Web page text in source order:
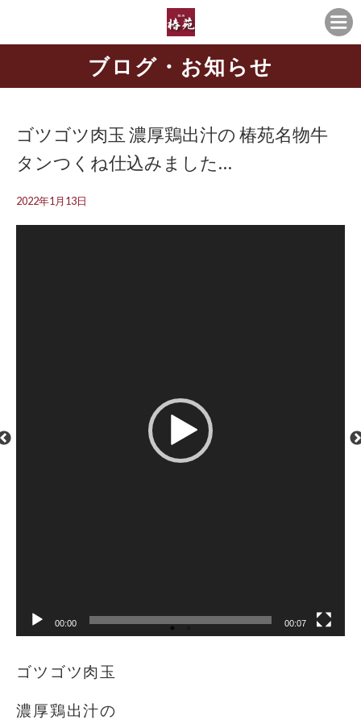
ブログ・お知らせ
ゴツゴツ肉玉 濃厚鶏出汁の 椿苑名物牛
タンつくね仕込みました…
2022年1月13日
00:00 00:07
ゴツゴツ肉玉
濃厚鶏出汁の